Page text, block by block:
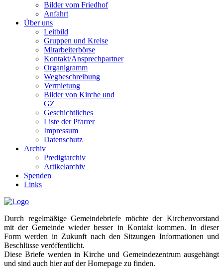
Bilder vom Friedhof
Anfahrt
Über uns
Leitbild
Gruppen und Kreise
Mitarbeiterbörse
Kontakt/Ansprechpartner
Organigramm
Wegbeschreibung
Vermietung
Bilder von Kirche und
GZ
Geschichtliches
Liste der Pfarrer
Impressum
Datenschutz
Archiv
Predigtarchiv
Artikelarchiv
Spenden
Links
Durch regelmäßige Gemeindebriefe möchte der Kirchenvorstand
mit der Gemeinde wieder besser in Kontakt kommen. In dieser
Form werden in Zukunft nach den Sitzungen Informationen und
Beschlüsse veröffentlicht.
Diese Briefe werden in Kirche und Gemeindezentrum ausgehängt
und sind auch hier auf der Homepage zu finden.